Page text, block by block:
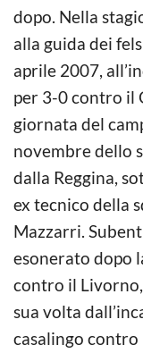
dopo. Nella
alla guida dei
aprile 2007,
per 3-0 contro il
giornata del
novembre dello
dalla Reggina,
ex tecnico della
Mazzarri.
esonerato dopo
contro il
sua volta
casalingo